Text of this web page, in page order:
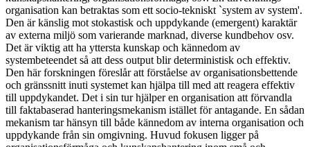
organisation kan betraktas som ett socio-tekniskt `system av system'.
Den är känslig mot stokastisk och uppdykande (emergent) karaktär
av externa miljö som varierande marknad, diverse kundbehov osv.
Det är viktig att ha yttersta kunskap och kännedom av
systembeteendet så att dess output blir deterministisk och effektiv.
Den här forskningen föreslår att förståelse av organisationsbettende
och gränssnitt inuti systemet kan hjälpa till med att reagera effektiv
till uppdykandet. Det i sin tur hjälper en organisation att förvandla
till faktabaserad hanteringsmekanism istället för antagande. En sådan
mekanism tar hänsyn till både kännedom av interna organisation och
uppdykande från sin omgivning. Huvud fokusen ligger på